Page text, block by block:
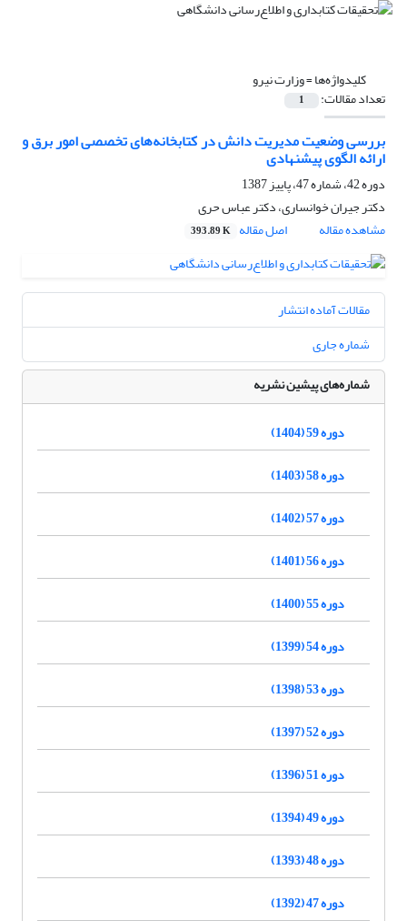
کلیدواژه‌ها =وزارت نیرو
تعداد مقالات: 1
بررسی وضعیت مدیریت دانش در کتابخانه‌های تخصصی امور برق و
ارائه الگوی پیشنهادی
دوره 42، شماره 47، پاییز 1387
دکتر جیران خوانساری، دکتر عباس حری
مشاهده مقاله
اصل مقاله 393.89 K
مقالات آماده انتشار
شماره جاری
شماره‌های پیشین نشریه
دوره 59 (1404)
دوره 58 (1403)
دوره 57 (1402)
دوره 56 (1401)
دوره 55 (1400)
دوره 54 (1399)
دوره 53 (1398)
دوره 52 (1397)
دوره 51 (1396)
دوره 49 (1394)
دوره 48 (1393)
دوره 47 (1392)